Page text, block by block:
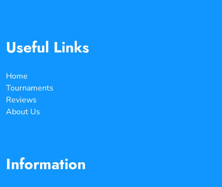
Useful Links
Home
Tournaments
Reviews
About Us
Information